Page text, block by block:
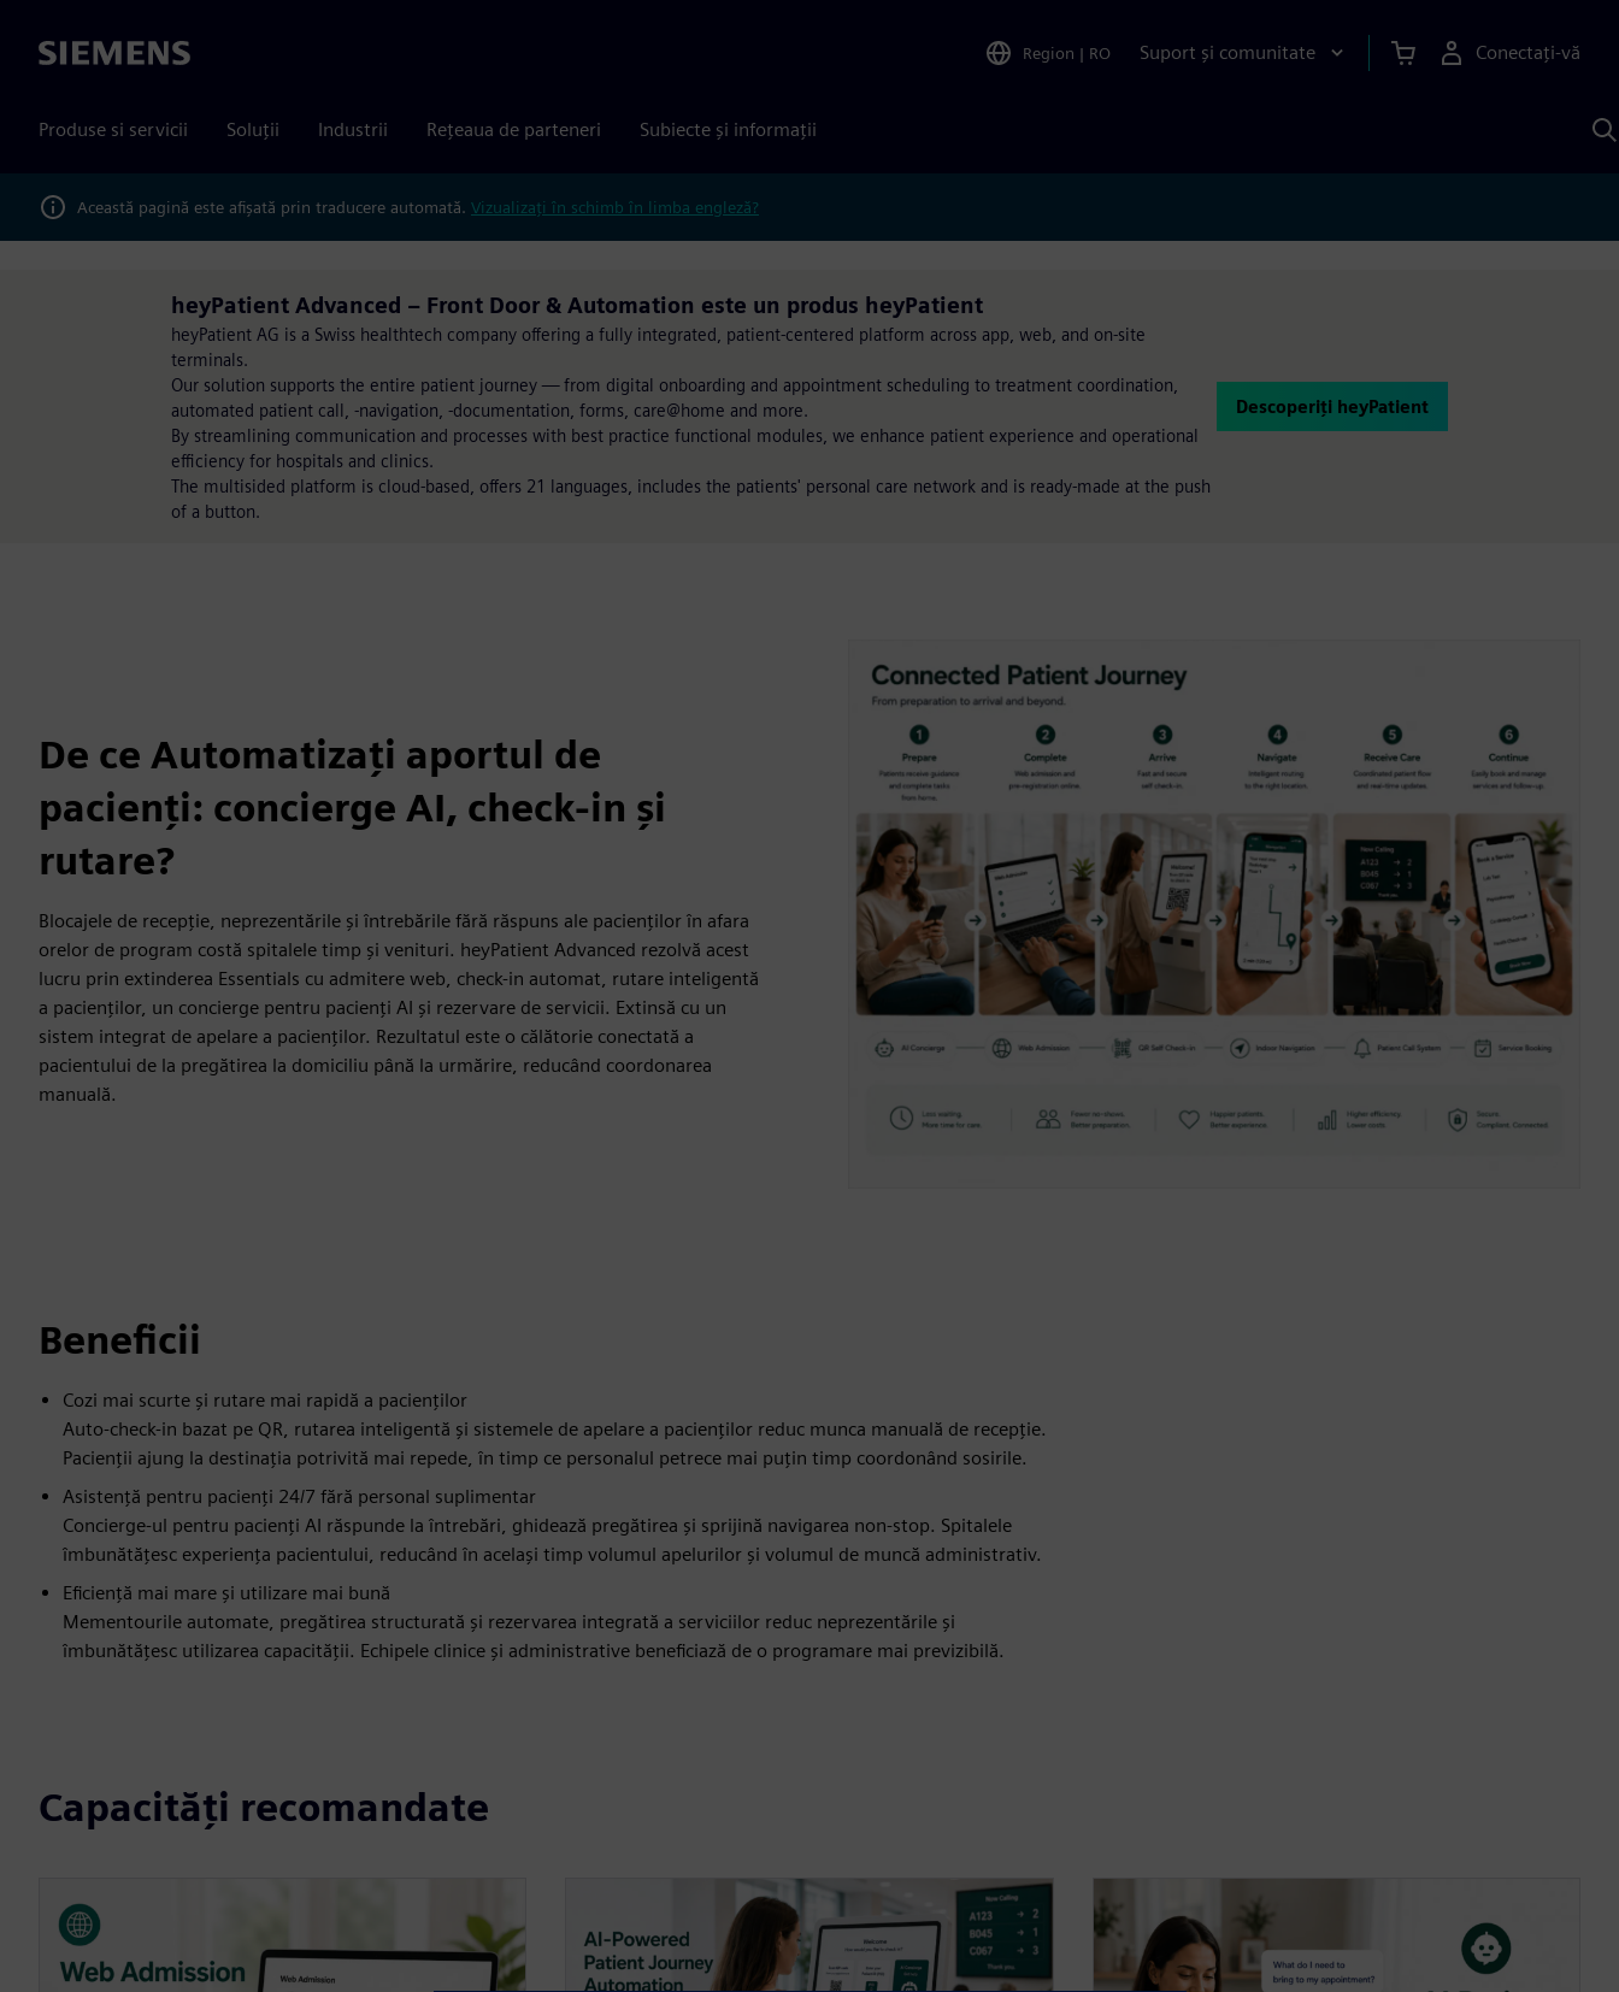
Siemens Region | RO Suport și comunitate Conectați-vă
Produse si servicii Soluții Industrii Rețeaua de parteneri Subiecte și informații
Această pagină este afișată prin traducere automată. Vizualizați în schimb în limba engleză?
heyPatient Advanced – Front Door & Automation este un produs heyPatient
heyPatient AG is a Swiss healthtech company offering a fully integrated, patient-centered platform across app, web, and on-site
terminals.
Our solution supports the entire patient journey — from digital onboarding and appointment scheduling to treatment coordination,
automated patient call, -navigation, -documentation, forms, care@home and more.
By streamlining communication and processes with best practice functional modules, we enhance patient experience and operational
efficiency for hospitals and clinics.
The multisided platform is cloud-based, offers 21 languages, includes the patients' personal care network and is ready-made at the push
of a button.
Descoperiți heyPatient
De ce Automatizați aportul de
pacienți: concierge AI, check-in și
rutare?
Blocajele de recepție, neprezentările și întrebările fără răspuns ale pacienților în afara
orelor de program costă spitalele timp și venituri. heyPatient Advanced rezolvă acest
lucru prin extinderea Essentials cu admitere web, check-in automat, rutare inteligentă
a pacienților, un concierge pentru pacienți AI și rezervare de servicii. Extinsă cu un
sistem integrat de apelare a pacienților. Rezultatul este o călătorie conectată a
pacientului de la pregătirea la domiciliu până la urmărire, reducând coordonarea
manuală.
Beneficii
Cozi mai scurte și rutare mai rapidă a pacienților
Auto-check-in bazat pe QR, rutarea inteligentă și sistemele de apelare a pacienților reduc munca manuală de recepție.
Pacienții ajung la destinația potrivită mai repede, în timp ce personalul petrece mai puțin timp coordonând sosirile.
Asistență pentru pacienți 24/7 fără personal suplimentar
Concierge-ul pentru pacienți AI răspunde la întrebări, ghidează pregătirea și sprijină navigarea non-stop. Spitalele
îmbunătățesc experiența pacientului, reducând în același timp volumul apelurilor și volumul de muncă administrativ.
Eficiență mai mare și utilizare mai bună
Mementourile automate, pregătirea structurată și rezervarea integrată a serviciilor reduc neprezentările și
îmbunătățesc utilizarea capacității. Echipele clinice și administrative beneficiază de o programare mai previzibilă.
Capacități recomandate